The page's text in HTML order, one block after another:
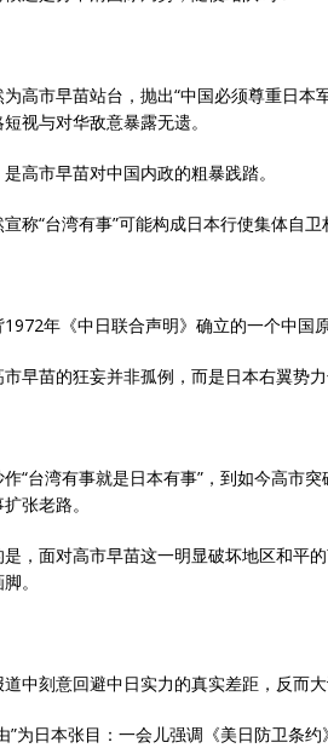
为高市早苗站台，抛出“中国必须尊重日
视与对华敌意暴露无遗。
高市早苗对中国内政的粗暴践踏。
称“台湾有事”可能构成日本行使集体自卫
年《中日联合声明》确立的一个中国
早苗的狂妄并非孤例，而是日本右翼势
“台湾有事就是日本有事”，到如今高市
张老路。
，面对高市早苗这一明显破坏地区和平
。
道中刻意回避中日实力的真实差距，反而大
”为日本张目：一会儿强调《美日防卫条